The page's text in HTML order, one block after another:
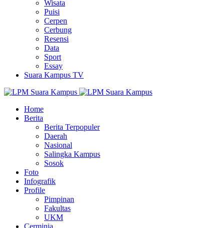
Wisata
Puisi
Cerpen
Cerbung
Resensi
Data
Sport
Essay
Suara Kampus TV
Home
Berita
Berita Terpopuler
Daerah
Nasional
Salingka Kampus
Sosok
Foto
Infografik
Profile
Pimpinan
Fakultas
UKM
Cerminia